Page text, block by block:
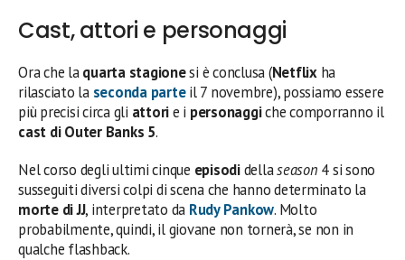
Cast, attori e personaggi
Ora che laquarta stagionesi è conclusa (Netflixha
rilasciato la seconda parteil 7 novembre), possiamo essere
più precisi circa gli attorie i personaggiche comporranno il
cast di Outer Banks 5.
Nel corso degli ultimi cinque episodidellaseason 4 si sono
susseguiti diversi colpi di scena che hanno determinato la
morte di JJ, interpretato da Rudy Pankow. Molto
probabilmente, quindi, il giovane non tornerà, se non in
qualche flashback.